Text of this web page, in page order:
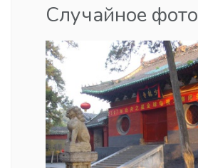
Случайное фото